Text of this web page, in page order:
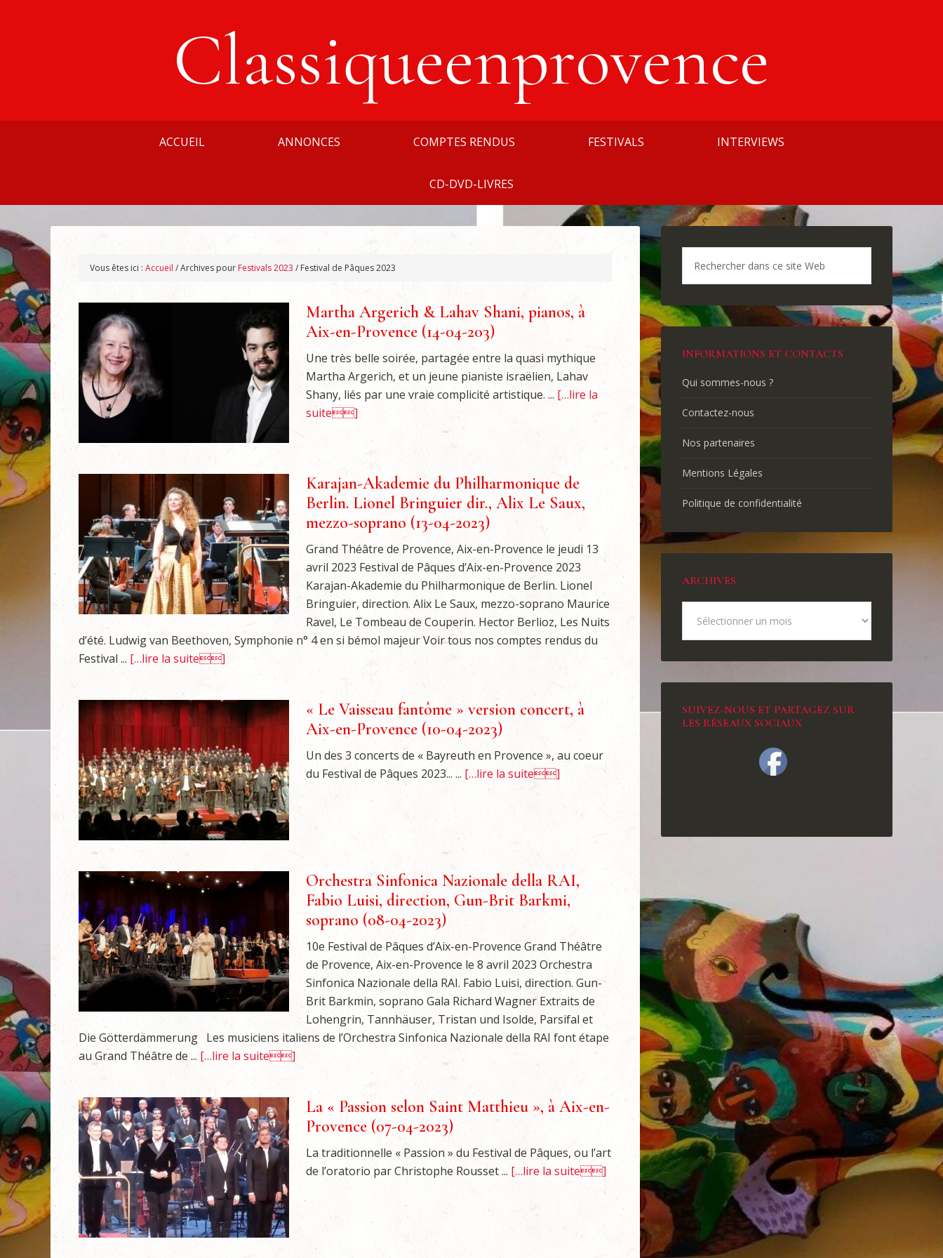
Classiqueenprovence
ACCUEIL ANNONCES COMPTES RENDUS FESTIVALS INTERVIEWS
CD-DVD-LIVRES
Vous êtes ici : Accueil /Archives pour Festivals 2023 / Festival de Pâques 2023
Martha Argerich & Lahav Shani, pianos, à
Aix-en-Provence (14-04-203)
Une très belle soirée, partagée entre la quasi mythique
Martha Argerich, et un jeune pianiste israëlien, Lahav
Shany, liés par une vraie complicité artistique. ... […lire la
suite]
Karajan-Akademie du Philharmonique de
Berlin. Lionel Bringuier dir., Alix Le Saux,
mezzo-soprano (13-04-2023)
Grand Théâtre de Provence, Aix-en-Provence le jeudi 13
avril 2023 Festival de Pâques d’Aix-en-Provence 2023
Karajan-Akademie du Philharmonique de Berlin. Lionel
Bringuier, direction. Alix Le Saux, mezzo-soprano Maurice
Ravel, Le Tombeau de Couperin. Hector Berlioz, Les Nuits
d’été. Ludwig van Beethoven, Symphonie n° 4 en si bémol majeur Voir tous nos comptes rendus du
Festival ... […lire la suite]
« Le Vaisseau fantôme » version concert, à
Aix-en-Provence (10-04-2023)
Un des 3 concerts de « Bayreuth en Provence », au coeur
du Festival de Pâques 2023... ... […lire la suite]
Orchestra Sinfonica Nazionale della RAI,
Fabio Luisi, direction, Gun-Brit Barkmi,
soprano (08-04-2023)
10e Festival de Pâques d’Aix-en-Provence Grand Théâtre
de Provence, Aix-en-Provence le 8 avril 2023 Orchestra
Sinfonica Nazionale della RAI. Fabio Luisi, direction. Gun-
Brit Barkmin, soprano Gala Richard Wagner Extraits de
Lohengrin, Tannhäuser, Tristan und Isolde, Parsifal et
Die Götterdämmerung Les musiciens italiens de l’Orchestra Sinfonica Nazionale della RAI font étape
au Grand Théâtre de ... […lire la suite]
La « Passion selon Saint Matthieu », à Aix-en-
Provence (07-04-2023)
La traditionnelle « Passion » du Festival de Pâques, ou l’art
de l’oratorio par Christophe Rousset ... […lire la suite]
INFORMATIONS ET CONTACTS
Qui sommes-nous ?
Contactez-nous
Nos partenaires
Mentions Légales
Politique de confidentialité
ARCHIVES
SUIVEZ-NOUS ET PARTAGEZ SUR
LES RÉSEAUX SOCIAUX